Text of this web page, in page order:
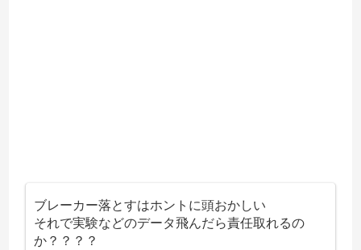
ブレーカー落とすはホントに頭おかしい
それで実験などのデータ飛んだら責任取れるの
か？？？？